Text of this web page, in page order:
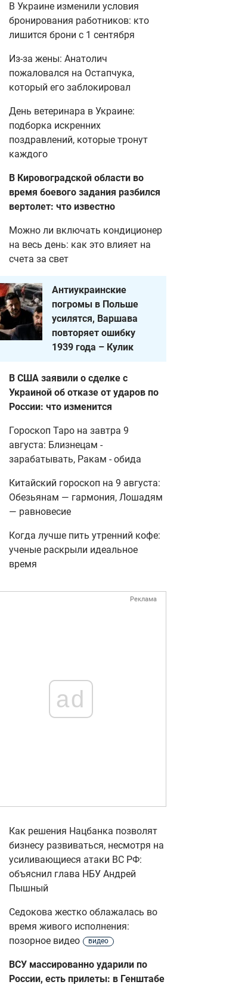
В Украине изменили условия
бронирования работников: кто
лишится брони с 1 сентября
Из-за жены: Анатолич
пожаловался на Остапчука,
который его заблокировал
День ветеринара в Украине:
подборка искренних
поздравлений, которые тронут
каждого
В Кировоградской области во
время боевого задания разбился
вертолет: что известно
Можно ли включать кондиционер
на весь день: как это влияет на
счета за свет
Антиукраинские
погромы в Польше
усилятся, Варшава
повторяет ошибку
1939 года – Кулик
В США заявили о сделке с
Украиной об отказе от ударов по
России: что изменится
Гороскоп Таро на завтра 9
августа: Близнецам -
зарабатывать, Ракам - обида
Китайский гороскоп на 9 августа:
Обезьянам — гармония, Лошадям
— равновесие
Когда лучше пить утренний кофе:
ученые раскрыли идеальное
время
Реклама
ad
Как решения Нацбанка позволят
бизнесу развиваться, несмотря на
усиливающиеся атаки ВС РФ:
объяснил глава НБУ Андрей
Пышный
Седокова жестко облажалась во
время живого исполнения:
позорное видео
видео
ВСУ массированно ударили по
России, есть прилеты: в Генштабе